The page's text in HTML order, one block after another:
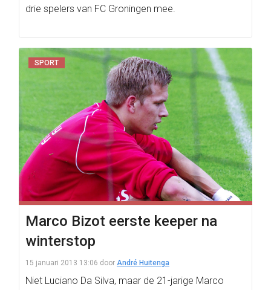
drie spelers van FC Groningen mee.
SPORT
Marco Bizot eerste keeper na
winterstop
15 januari 2013 13:06 door André Huitenga
Niet Luciano Da Silva, maar de 21-jarige Marco